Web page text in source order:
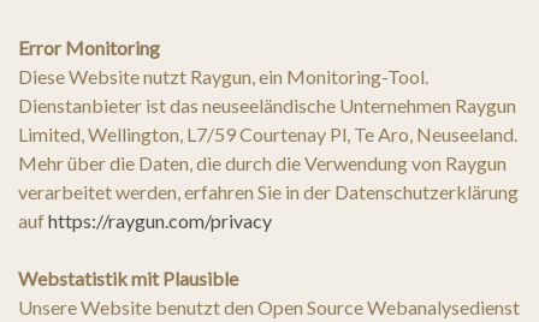
Error Monitoring
Diese Website nutzt Raygun, ein Monitoring-Tool.
Dienstanbieter ist das neuseeländische Unternehmen Raygun
Limited, Wellington, L7/59 Courtenay Pl, Te Aro, Neuseeland.
Mehr über die Daten, die durch die Verwendung von Raygun
verarbeitet werden, erfahren Sie in der Datenschutzerklärung
aufhttps://raygun.com/privacy
Webstatistik mit Plausible
Unsere Website benutzt den Open Source Webanalysedienst